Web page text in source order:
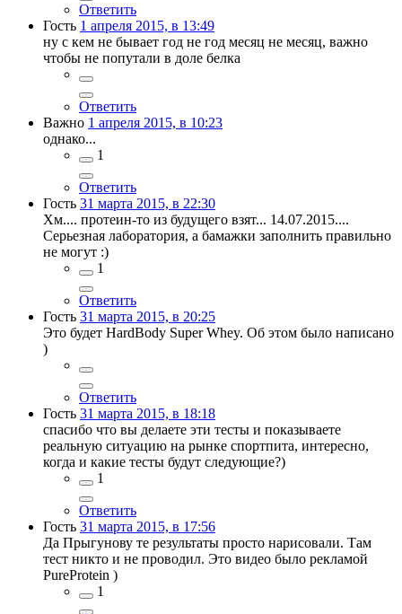
Ответить
Гость 1 апреля 2015, в 13:49
ну с кем не бывает год не год месяц не месяц, важно
чтобы не попутали в доле белка
Ответить
Важно 1 апреля 2015, в 10:23
однако...
1
Ответить
Гость 31 марта 2015, в 22:30
Хм.... протеин-то из будущего взят... 14.07.2015....
Серьезная лаборатория, а бамажки заполнить правильно
не могут :)
1
Ответить
Гость 31 марта 2015, в 20:25
Это будет HardBody Super Whey. Об этом было написано
)
Ответить
Гость 31 марта 2015, в 18:18
спасибо что вы делаете эти тесты и показываете
реальную ситуацию на рынке спортпита, интересно,
когда и какие тесты будут следующие?)
1
Ответить
Гость 31 марта 2015, в 17:56
Да Прыгунову те результаты просто нарисовали. Там
тест никто и не проводил. Это видео было рекламой
PureProtein )
1